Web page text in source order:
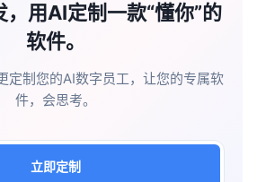
，用AI定制一款“懂你”的
软件。
定制您的AI数字员工，让您的专属软
件，会思考。
立即定制